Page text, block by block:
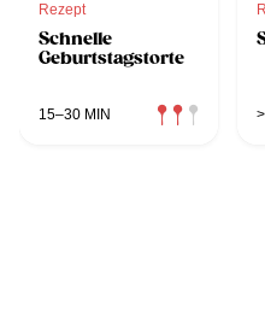
Rezept
Schnelle
Geburtstagstorte
15–30 MIN